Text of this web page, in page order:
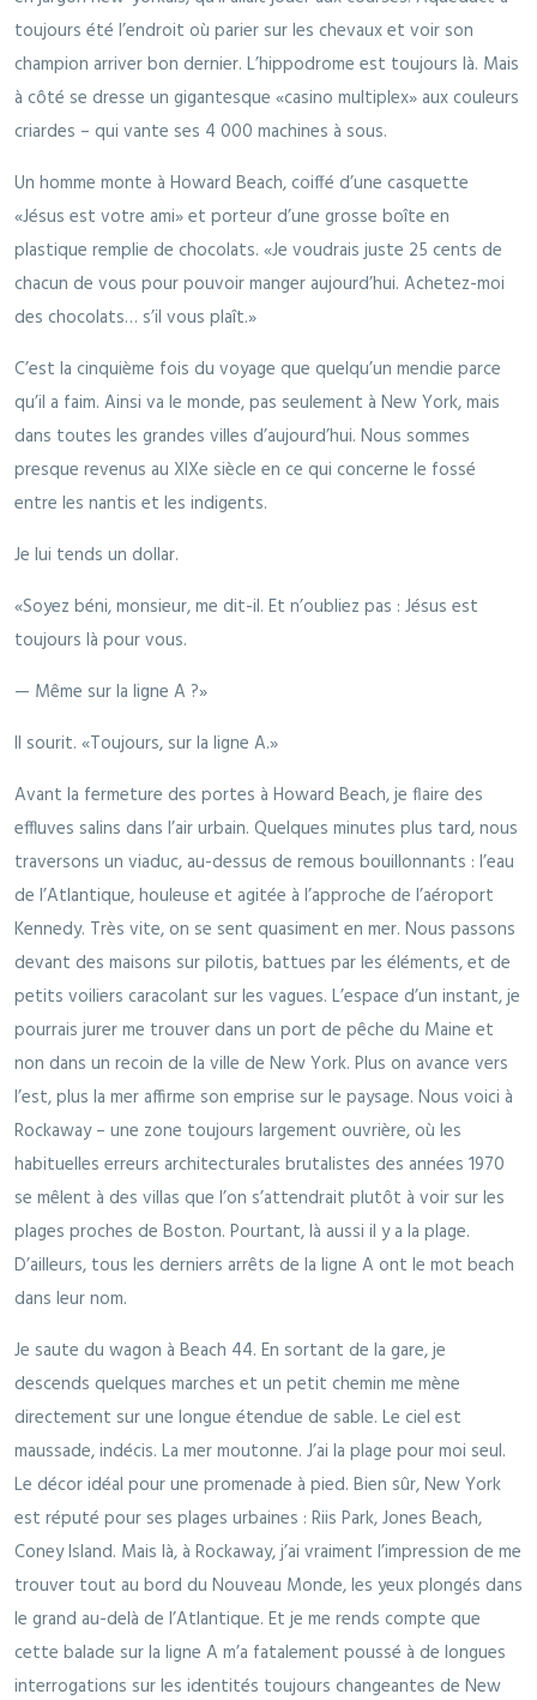
toujours été l’endroit où parier sur les chevaux et voir son
champion arriver bon dernier. L’hippodrome est toujours là. Mais
à côté se dresse un gigantesque «casino multiplex» aux couleurs
criardes – qui vante ses 4 000 machines à sous.
Un homme monte à Howard Beach, coiffé d’une casquette
«Jésus est votre ami» et porteur d’une grosse boîte en
plastique remplie de chocolats. «Je voudrais juste 25 cents de
chacun de vous pour pouvoir manger aujourd’hui. Achetez-moi
des chocolats… s’il vous plaît.»
C’est la cinquième fois du voyage que quelqu’un mendie parce
qu’il a faim. Ainsi va le monde, pas seulement à New York, mais
dans toutes les grandes villes d’aujourd’hui. Nous sommes
presque revenus au XIXe siècle en ce qui concerne le fossé
entre les nantis et les indigents.
Je lui tends un dollar.
«Soyez béni, monsieur, me dit-il. Et n’oubliez pas : Jésus est
toujours là pour vous.
— Même sur la ligne A ?»
Il sourit. «Toujours, sur la ligne A.»
Avant la fermeture des portes à Howard Beach, je flaire des
effluves salins dans l’air urbain. Quelques minutes plus tard, nous
traversons un viaduc, au-dessus de remous bouillonnants : l’eau
de l’Atlantique, houleuse et agitée à l’approche de l’aéroport
Kennedy. Très vite, on se sent quasiment en mer. Nous passons
devant des maisons sur pilotis, battues par les éléments, et de
petits voiliers caracolant sur les vagues. L’espace d’un instant, je
pourrais jurer me trouver dans un port de pêche du Maine et
non dans un recoin de la ville de New York. Plus on avance vers
l’est, plus la mer affirme son emprise sur le paysage. Nous voici à
Rockaway – une zone toujours largement ouvrière, où les
habituelles erreurs architecturales brutalistes des années 1970
se mêlent à des villas que l’on s’attendrait plutôt à voir sur les
plages proches de Boston. Pourtant, là aussi il y a la plage.
D’ailleurs, tous les derniers arrêts de la ligne A ont le mot beach
dans leur nom.
Je saute du wagon à Beach 44. En sortant de la gare, je
descends quelques marches et un petit chemin me mène
directement sur une longue étendue de sable. Le ciel est
maussade, indécis. La mer moutonne. J’ai la plage pour moi seul.
Le décor idéal pour une promenade à pied. Bien sûr, New York
est réputé pour ses plages urbaines : Riis Park, Jones Beach,
Coney Island. Mais là, à Rockaway, j’ai vraiment l’impression de me
trouver tout au bord du Nouveau Monde, les yeux plongés dans
le grand au-delà de l’Atlantique. Et je me rends compte que
cette balade sur la ligne A m’a fatalement poussé à de longues
interrogations sur les identités toujours changeantes de New